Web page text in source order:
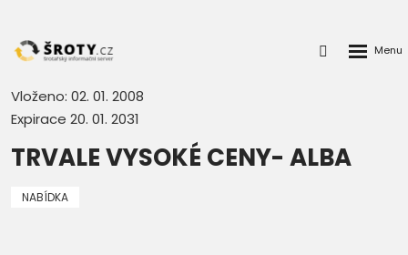
Přihlášení
Vloženo: 02. 01. 2008
Expirace 20. 01. 2031
TRVALE VYSOKÉ CENY- ALBA
NABÍDKA